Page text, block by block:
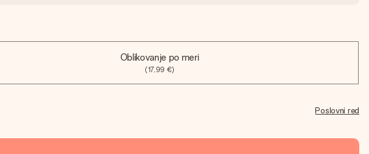
Oblikovanje po meri
(17,99 €)
Poslovni red